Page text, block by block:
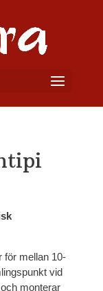
för mellan 10-
vid
monterar